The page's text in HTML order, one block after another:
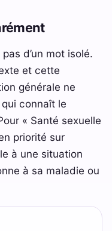
d’un mot isolé.
et cette
générale ne
qui connaît le
« Santé sexuelle
priorité sur
à une situation
à sa maladie ou